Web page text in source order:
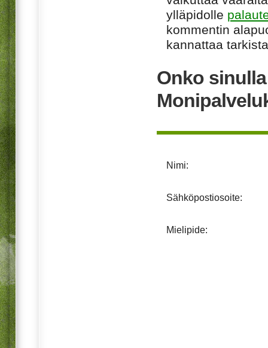
ylläpidolle
kommentin
kannattaa
Onko
Nimi:
Sähköpostiosoite:
Mielipide: